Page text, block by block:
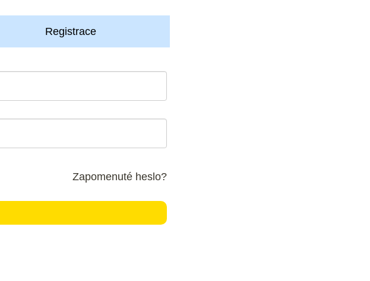
Registrace
Zapomenuté heslo?